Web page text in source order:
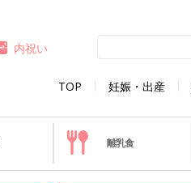
TOP 妊娠・出産
内祝い
離乳食